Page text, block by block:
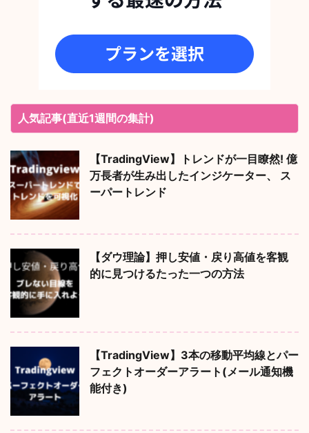
人気記事(直近1週間の集計)
【TradingView】トレンドが一目瞭然! 億
万長者が生み出したインジケーター、 ス
ーパートレンド
【ダウ理論】押し安値・戻り高値を客観
的に見つけるたった一つの方法
【TradingView】3本の移動平均線とパー
フェクトオーダーアラート(メール通知機
能付き)